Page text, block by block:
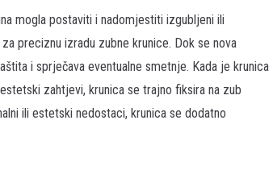
mogla postaviti i nadomjestiti izgubljeni ili
preciznu izradu zubne krunice. Dok se nova
i sprječava eventualne smetnje. Kada je krunica
zahtjevi, krunica se trajno fiksira na zub
ili estetski nedostaci, krunica se dodatno